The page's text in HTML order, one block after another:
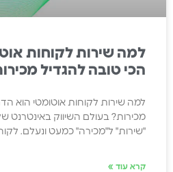
למה שירות לקוחות
הכי טובה להגדיל
למה שירות לקוחות אוטומטי הוא
"שירות" ל"מכירה" כמעט ונעלם.
קרא עוד »